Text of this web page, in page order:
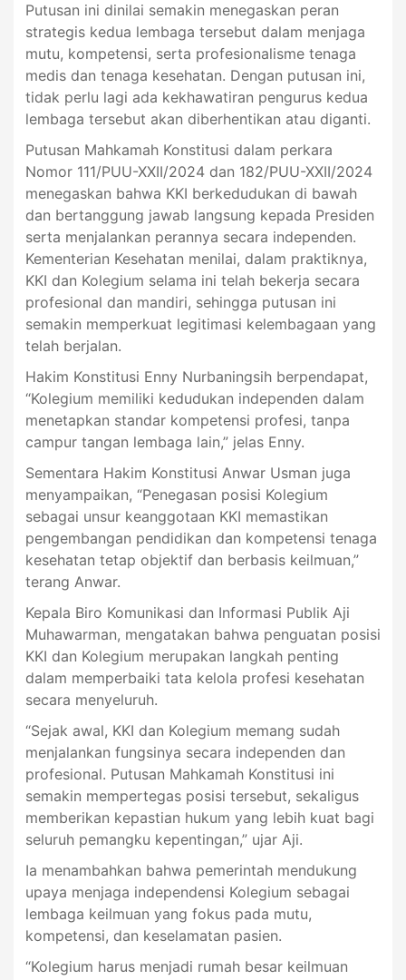
Putusan ini dinilai semakin menegaskan peran
strategis kedua lembaga tersebut dalam menjaga
mutu, kompetensi, serta profesionalisme tenaga
medis dan tenaga kesehatan. Dengan putusan ini,
tidak perlu lagi ada kekhawatiran pengurus kedua
lembaga tersebut akan diberhentikan atau diganti.
Putusan Mahkamah Konstitusi dalam perkara
Nomor 111/PUU-XXII/2024 dan 182/PUU-XXII/2024
menegaskan bahwa KKI berkedudukan di bawah
dan bertanggung jawab langsung kepada Presiden
serta menjalankan perannya secara independen.
Kementerian Kesehatan menilai, dalam praktiknya,
KKI dan Kolegium selama ini telah bekerja secara
profesional dan mandiri, sehingga putusan ini
semakin memperkuat legitimasi kelembagaan yang
telah berjalan.
Hakim Konstitusi Enny Nurbaningsih berpendapat,
“Kolegium memiliki kedudukan independen dalam
menetapkan standar kompetensi profesi, tanpa
campur tangan lembaga lain,” jelas Enny.
Sementara Hakim Konstitusi Anwar Usman juga
menyampaikan, “Penegasan posisi Kolegium
sebagai unsur keanggotaan KKI memastikan
pengembangan pendidikan dan kompetensi tenaga
kesehatan tetap objektif dan berbasis keilmuan,”
terang Anwar.
Kepala Biro Komunikasi dan Informasi Publik Aji
Muhawarman, mengatakan bahwa penguatan posisi
KKI dan Kolegium merupakan langkah penting
dalam memperbaiki tata kelola profesi kesehatan
secara menyeluruh.
“Sejak awal, KKI dan Kolegium memang sudah
menjalankan fungsinya secara independen dan
profesional. Putusan Mahkamah Konstitusi ini
semakin mempertegas posisi tersebut, sekaligus
memberikan kepastian hukum yang lebih kuat bagi
seluruh pemangku kepentingan,” ujar Aji.
Ia menambahkan bahwa pemerintah mendukung
upaya menjaga independensi Kolegium sebagai
lembaga keilmuan yang fokus pada mutu,
kompetensi, dan keselamatan pasien.
“Kolegium harus menjadi rumah besar keilmuan